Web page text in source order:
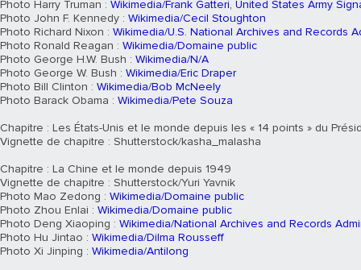
Photo Harry Truman : Wikimedia/Frank Gatteri, United States Army
Photo John F. Kennedy : Wikimedia/Cecil Stoughton
Photo Richard Nixon : Wikimedia/U.S. National Archives and Records
Photo Ronald Reagan : Wikimedia/Domaine public
Photo George H.W. Bush : Wikimedia/N/A
Photo George W. Bush : Wikimedia/Eric Draper
Photo Bill Clinton : Wikimedia/Bob McNeely
Photo Barack Obama : Wikimedia/Pete Souza
Chapitre : Les États-Unis et le monde depuis les « 14 points » du
Vignette de chapitre : Shutterstock/kasha_malasha
Chapitre : La Chine et le monde depuis 1949
Vignette de chapitre : Shutterstock/Yuri Yavnik
Photo Mao Zedong : Wikimedia/Domaine public
Photo Zhou Enlai : Wikimedia/Domaine public
Photo Deng Xiaoping : Wikimedia/National Archives and Records
Photo Hu Jintao : Wikimedia/Dilma Rousseff
Photo Xi Jinping : Wikimedia/Antilong